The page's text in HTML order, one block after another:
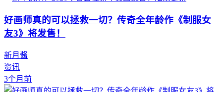
好画师真的可以拯救一切？传奇全年龄作《制服女
友3》将发售！
新月酱
资讯
3个月前